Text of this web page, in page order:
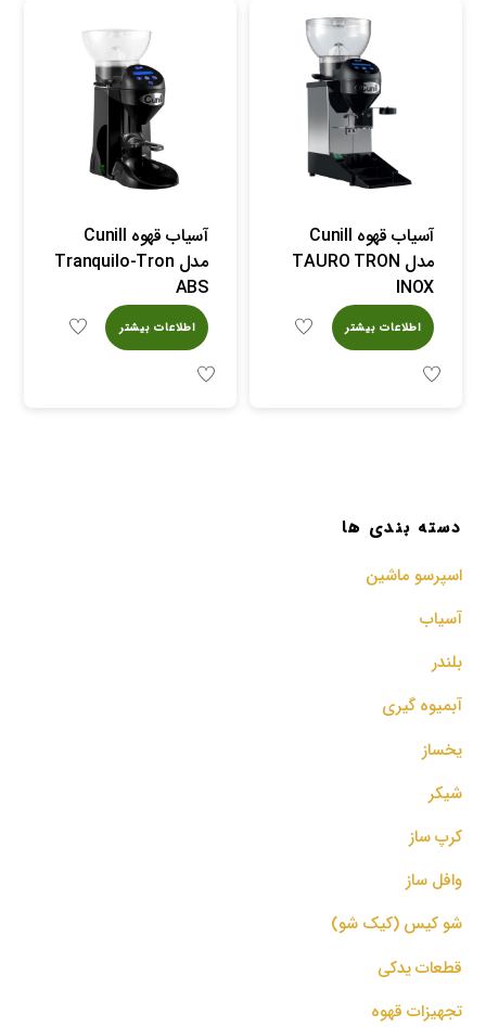
آسیاب قهوه Cunill
مدل TAURO TRON
INOX
اطلاعات بیشتر
آسیاب قهوه Cunill
مدل Tranquilo-Tron
ABS
اطلاعات بیشتر
دسته بندی ها
اسپرسو‌ ماشین
آسیاب
بلندر
آبمیوه گیری
یخساز
شیکر
کرپ ساز
وافل ساز
شو کیس (کیک شو)
قطعات یدکی
تجهیزات قهوه